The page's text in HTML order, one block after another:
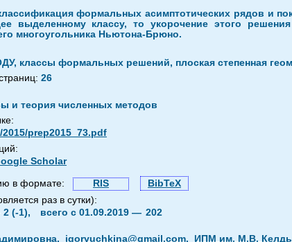
формальных асимптотических рядов и
выделенному классу, то укорочение этого
многоугольника Ньютона-Брюно.
классы формальных решений, плоская степенная
26
и теория численных методов
prep2015_73.pdf
Scholar
в формате: RIS
BibTeX
раз в сутки):
2 (-1), всего с 01.09.2019 — 202
igoryuchkina@gmail.com, ИПМ им. М.В.